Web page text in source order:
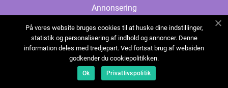
Annonsering
Cookies
Kontakta oss
Sitemap
På vores website bruges cookies til at huske dine indstillinger,
statistik og personalisering af indhold og annoncer. Denne
information deles med tredjepart. Ved fortsat brug af websiden
godkender du cookiepolitikken.
Ok Privatlivspolitik